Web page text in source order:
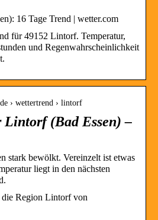
16 Tage Trend | wetter.com
für 49152 Lintorf. Temperatur,
und Regenwahrscheinlichkeit
› wettertrend › lintorf
Lintorf (Bad Essen) –
stark bewölkt. Vereinzelt ist etwas
liegt in den nächsten
die Region Lintorf von